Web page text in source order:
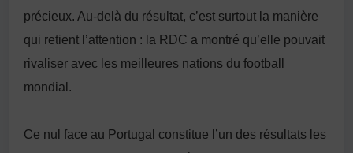
précieux. Au-delà du résultat, c’est surtout la manière
qui retient l’attention : la RDC a montré qu’elle pouvait
rivaliser avec les meilleures nations du football
mondial.
Ce nul face au Portugal constitue l’un des résultats les